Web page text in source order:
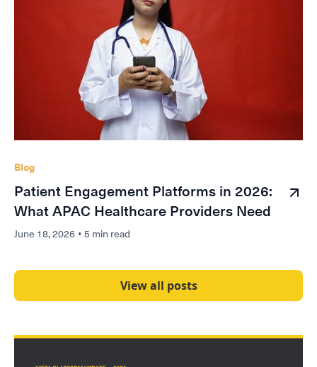
Blog
Patient Engagement Platforms in 2026:
What APAC Healthcare Providers Need
June 18, 2026 • 5 min read
View all posts